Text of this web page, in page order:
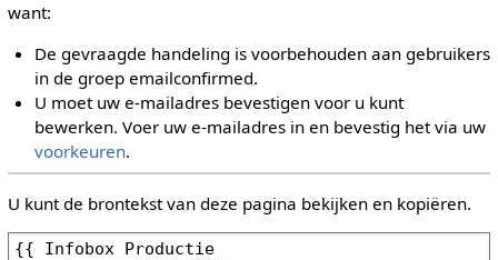
want:
De gevraagde handeling is voorbehouden aan gebruikers
in de groep emailconfirmed.
U moet uw e-mailadres bevestigen voor u kunt
bewerken. Voer uw e-mailadres in en bevestig het via uw
voorkeuren.
U kunt de brontekst van deze pagina bekijken en kopiëren.